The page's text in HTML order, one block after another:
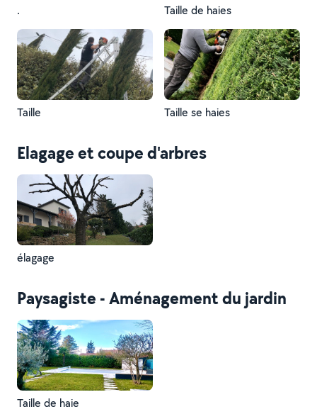
. Taille de haies
Taille Taille se haies
Elagage et coupe d'arbres
élagage
Paysagiste - Aménagement du jardin
Taille de haie